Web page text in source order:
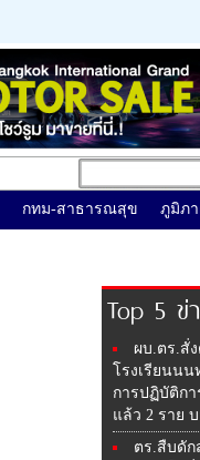
กทม-สาธารณสุข ภูมิภ
Top 5 ข่
ผบ.ตร.สั่
โรงเรียนน
การปฏิบัติกา
แล้ว 2 ราย บ
ตร.สืบดัก